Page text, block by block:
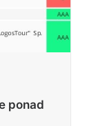
ponad